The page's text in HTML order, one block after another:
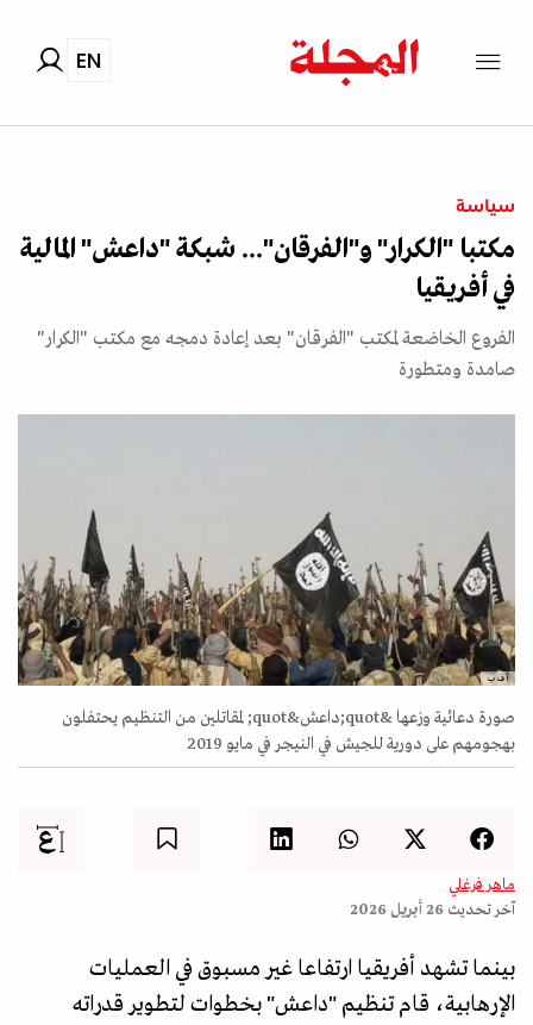
EN
سياسة
مكتبا "الكرار" و"الفرقان"... شبكة "داعش" المالية
في أفريقيا
الفروع الخاضعة لمكتب "الفرقان" بعد إعادة دمجه مع مكتب "الكرار"
صامدة ومتطورة
أ ف ب
صورة دعائية وزعها &quot;داعش&quot; لمقاتلين من التنظيم يحتفلون
بهجومهم على دورية للجيش في النيجر في مايو 2019
ماهر فرغلي
آخر تحديث 26 أبريل 2026
بينما تشهد أفريقيا ارتفاعا غير مسبوق في العمليات
الإرهابية، قام تنظيم "داعش" بخطوات لتطوير قدراته